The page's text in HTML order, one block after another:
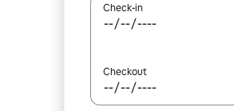
Check-in
Checkout